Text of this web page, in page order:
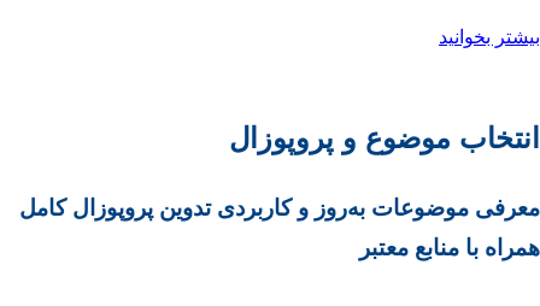
بیشتر بخوانید
انتخاب موضوع و پروپوزال
معرفی موضوعات به‌روز و کاربردی تدوین پروپوزال کامل
همراه با منابع معتبر